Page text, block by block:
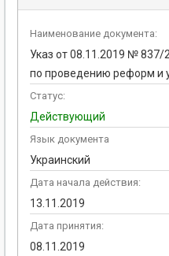
Наименование документа:
Указ от 08.11.2019 №
по проведению реформ и
Статус:
Действующий
Язык документа
Украинский
Дата начала действия:
13.11.2019
Дата принятия:
08.11.2019